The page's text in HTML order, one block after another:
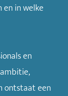
in welke
en
ontstaat een